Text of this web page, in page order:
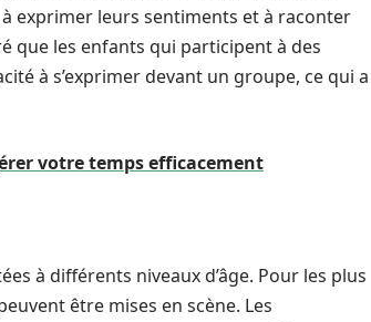
exprimer leurs sentiments et à raconter
que les enfants qui participent à des
à s’exprimer devant un groupe, ce qui a
votre temps efficacement
à différents niveaux d’âge. Pour les plus
être mises en scène. Les